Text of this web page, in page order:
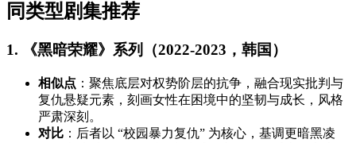
同类型剧集推荐
1. 《黑暗荣耀》系列（2022-2023，韩国）
相似点 ：聚焦底层对权势阶层的抗争，融合现实批判与
复仇悬疑元素，刻画女性在困境中的坚韧与成长，风格
严肃深刻。
对比 ：后者以 “校园暴力复仇” 为核心，基调更暗黑凌